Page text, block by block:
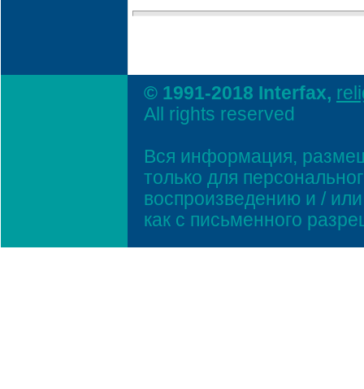
© 1991-2018 Interfax,
All rights reserved
Вся информация,
только для
воспроизведению и /
как с письменного